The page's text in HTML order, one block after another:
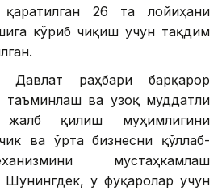
қаратилган 26 та лойиҳани
кўриб чиқиш учун тақдим
Давлат раҳбари барқарор
таъминлаш ва узоқ муддатли
жалб қилиш муҳимлигини
ва ўрта бизнесни қўллаб-
мустаҳкамлаш
Шунингдек, у фуқаролар учун